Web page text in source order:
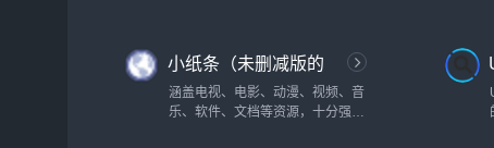
小纸条（未删减版的
影视资源大全）
涵盖电视、电影、动漫、视频、音
乐、软件、文档等资源，十分强